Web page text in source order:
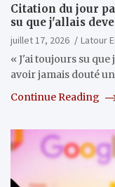
Citation du jour
su que j'allais
juillet 17, 2026
Latour
« J'ai toujours su que
avoir jamais douté
Continue Reading